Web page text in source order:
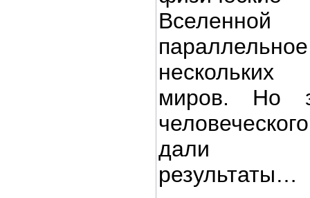
Вселенной
нескольких
миров. Но
дали
результаты…